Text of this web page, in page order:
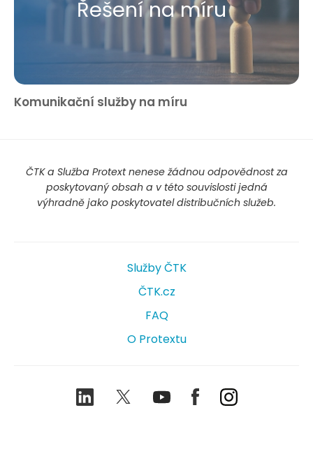
Řešení na míru
Komunikační služby na míru
ČTK a Služba Protext nenese žádnou odpovědnost za
poskytovaný obsah a v této souvislosti jedná
výhradně jako poskytovatel distribučních služeb.
Služby ČTK
ČTK.cz
FAQ
O Protextu
LinkedIn TwitterYoutubeFacebookInstagram